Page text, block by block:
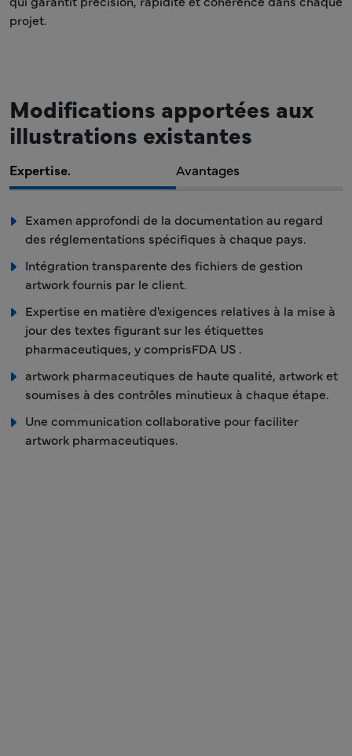
projet.
Modifications apportées aux
illustrations existantes
Expertise. Avantages
Examen approfondi de la documentation au regard
des réglementations spécifiques à chaque pays.
Intégration transparente des fichiers de gestion
artwork fournis par le client.
Expertise en matière d'exigences relatives à la mise à
jour des textes figurant sur les étiquettes
pharmaceutiques, y comprisFDA US .
artwork pharmaceutiques de haute qualité, artwork et
soumises à des contrôles minutieux à chaque étape.
Une communication collaborative pour faciliter
artwork pharmaceutiques.